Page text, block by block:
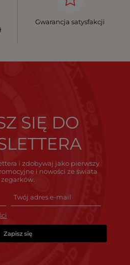
Gwarancja satysfakcji
SIĘ DO
i zdobywaj jako pierwszy
i nowości ze świata
zegarków.
Zapisz się